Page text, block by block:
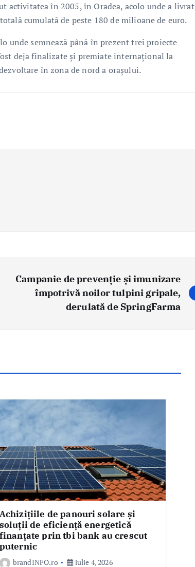
activitatea în 2005, în Oradea, acolo unde a livrat
cumulată de peste 180 de milioane de euro.
unde semnează până în prezent trei proiecte
deja finalizate și premiate internațional la
în zona de nord a orașului.
Campanie de prevenție și imunizare
împotrivă noilor tulpini gripale,
derulată de SpringFarma
Achizițiile de panouri solare și
soluții de eficiență energetică
finanțate prin tbi bank au crescut
puternic
brandINFO.ro iulie 4, 2026